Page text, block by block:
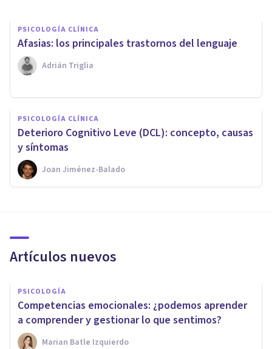
PSICOLOGÍA CLÍNICA
Afasias: los principales trastornos del lenguaje
Adrián Triglia
PSICOLOGÍA CLÍNICA
Deterioro Cognitivo Leve (DCL): concepto, causas
y síntomas
Joan Jiménez-Balado
Artículos nuevos
PSICOLOGÍA
Competencias emocionales: ¿podemos aprender
a comprender y gestionar lo que sentimos?
Marian Batle Izquierdo